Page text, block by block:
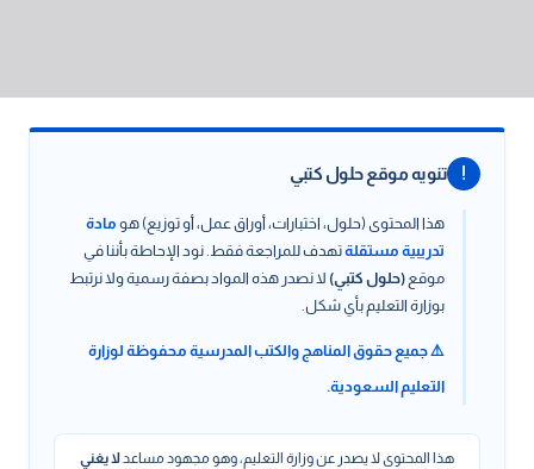
! تنويه موقع حلول كتبي
هذا المحتوى (حلول، اختبارات، أوراق عمل، أو توزيع) هو مادة
تدريبية مستقلةتهدف للمراجعة فقط. نود الإحاطة بأننا في
موقع (حلول كتبي) لا نصدر هذه المواد بصفة رسمية ولا نرتبط
بوزارة التعليم بأي شكل.
⚠️ جميع حقوق المناهج والكتب المدرسية محفوظة لوزارة
التعليم السعودية.
هذا المحتوى لا يصدر عن وزارة التعليم، وهو مجهود مساعدلا يغني